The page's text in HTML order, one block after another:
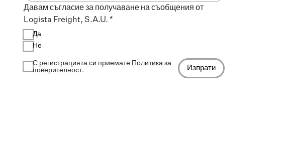
Давам съгласие за получаване на съобщения от
Logista Freight, S.A.U. *
Да
Не
С регистрацията си приемате
Политика за
поверителност. Изпрати